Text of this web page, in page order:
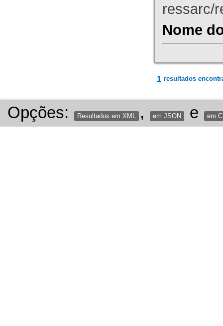
ressarc/
Nome
1 resultados
Opções: Resultados em XML , em JSON e em